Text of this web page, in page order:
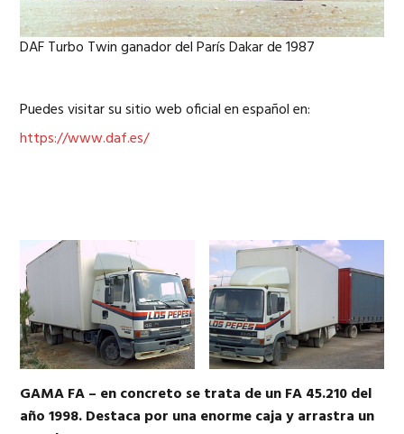
DAF Turbo Twin ganador del París Dakar de 1987
Puedes visitar su sitio web oficial en español en:
https://www.daf.es/
GAMA FA – en concreto se trata de un FA 45.210 del
año 1998. Destaca por una enorme caja y arrastra un